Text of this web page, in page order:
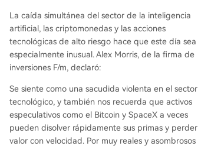
La caída simultánea del sector de la inteligencia
artificial, las criptomonedas y las acciones
tecnológicas de alto riesgo hace que este día sea
especialmente inusual. Alex Morris, de la firma de
inversiones F/m, declaró:
Se siente como una sacudida violenta en el sector
tecnológico, y también nos recuerda que activos
especulativos como el Bitcoin y SpaceX a veces
pueden disolver rápidamente sus primas y perder
valor con velocidad. Por muy reales y asombrosos